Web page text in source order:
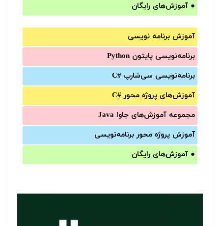
● آموزش‌های رایگان
آموزش برنامه نویسی
برنامه‌نویسی پایتون Python
برنامه‌‌نویسی سی‌شارپ C#‎
آموزش‌های پروژه محور #C
مجموعه آموزش‌های جاوا Java
آموزش‌ پروژه محور برنامه‌نویسی
● آموزش‌های رایگان